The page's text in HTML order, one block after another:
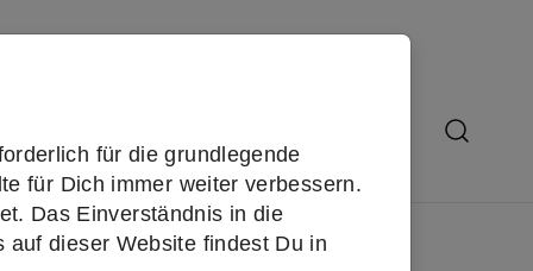
Submenu for "Über uns"
für die grundlegende
für Dich immer weiter verbessern.
Das Einverständnis in die
dieser Website findest Du in